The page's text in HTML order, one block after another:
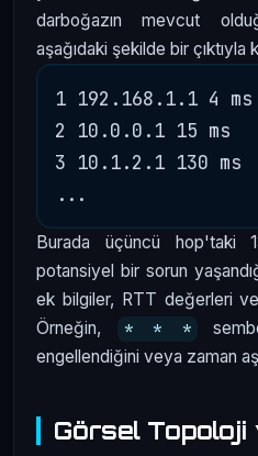
darboğazın mevcut
aşağıdaki şekilde bir çıktıyla
1 192.168.1.1 4 ms
2 10.0.0.1 15 ms
3 10.1.2.1 130 ms
Burada üçüncü hop'taki
potansiyel bir sorun
ek bilgiler, RTT değerleri ve
Örneğin,
* * *
engellendiğini veya zaman
Görsel Topoloji